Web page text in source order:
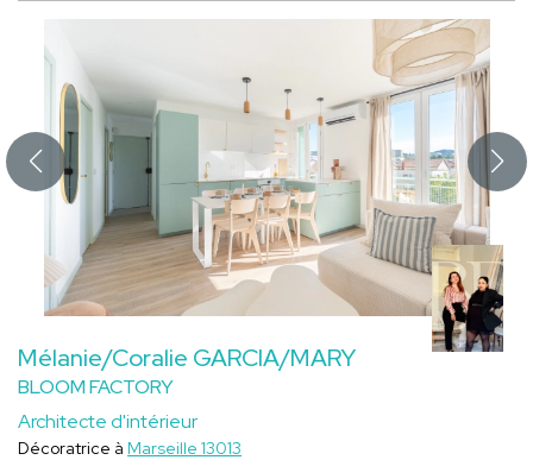
Mélanie/Coralie GARCIA/MARY
BLOOM FACTORY
Architecte d'intérieur
Décoratrice à Marseille 13013